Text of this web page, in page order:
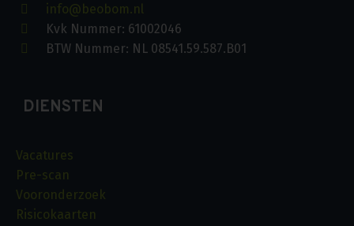
info@beobom.nl
Kvk Nummer: 61002046
BTW Nummer: NL 08541.59.587.B01
DIENSTEN
Vacatures
Pre-scan
Vooronderzoek
Risicokaarten